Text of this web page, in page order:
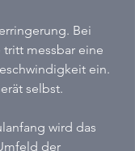
Bei
tritt messbar eine
ein.
selbst.
wird das
der